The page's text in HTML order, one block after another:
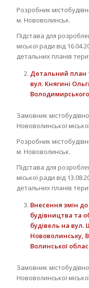
Розробник
м. Нововолинськ.
Підстава для
міської ради від
детальних планів
Детальний план
вул. Княгині
Замовник
Нововолинської
Розробник
м. Нововолинськ.
Підстава для
міської ради від
детальних планів
Внесення змін
будівництва та
будівель на вул.
Нововолинську,
Волинської
Замовник
Нововолинської